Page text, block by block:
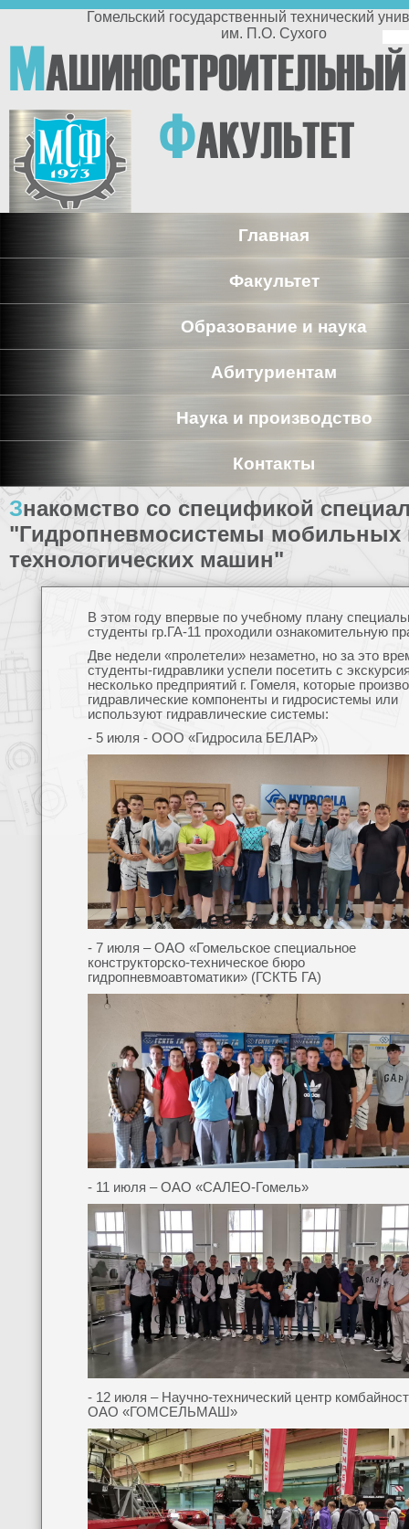
Перейти к основному содержанию
Гомельский государственный технический университет
им. П.О. Сухого
МАШИНОСТРОИТЕЛЬНЫЙ
ФАКУЛЬТЕТ
Главная
Факультет
Образование и наука
Абитуриентам
Наука и производство
Контакты
Знакомство со спецификой специальности
"Гидропневмосистемы мобильных
технологических машин"
В этом году впервые по учебному плану
студенты гр.ГА-11 проходили ознакомительную
Две недели «пролетели» незаметно, но за это
студенты-гидравлики успели посетить с
несколько предприятий г. Гомеля, которые
гидравлические компоненты и гидросистемы или
используют гидравлические системы:
- 5 июля - ООО «Гидросила БЕЛАР»
- 7 июля – ОАО «Гомельское специальное
конструкторско-техническое бюро
гидропневмоавтоматики» (ГСКТБ ГА)
- 11 июля – ОАО «САЛЕО-Гомель»
- 12 июля – Научно-технический центр
ОАО «ГОМСЕЛЬМАШ»